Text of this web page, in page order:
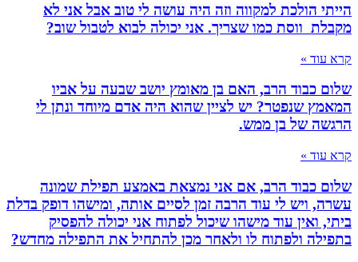
הייתי הולכת למקווה וזה היה עושה לי טוב אבל אני לא
מקבלת ווסת כמו שצריך. אני יכולה לבוא לטבול שוב?
קרא עוד »
שלום כבוד הרב, האם בן מאומץ יושב שבעה על אביו
המאמץ שנפטר? יש לציין שהוא היה אדם מיוחד ונתן לי
הרגשה של בן ממש.
קרא עוד »
שלום כבוד הרב, אם אני נמצאת באמצע תפילת שמונה
עשרה, ויש לי עוד הרבה זמן לסיים אותה, ומישהו דופק בדלת
ביתי, ואין עוד מישהו שיכול לפתוח אני יכולה להפסיק
בתפילה ולפתוח לו ולאחר מכן להתחיל את התפילה מחדש?